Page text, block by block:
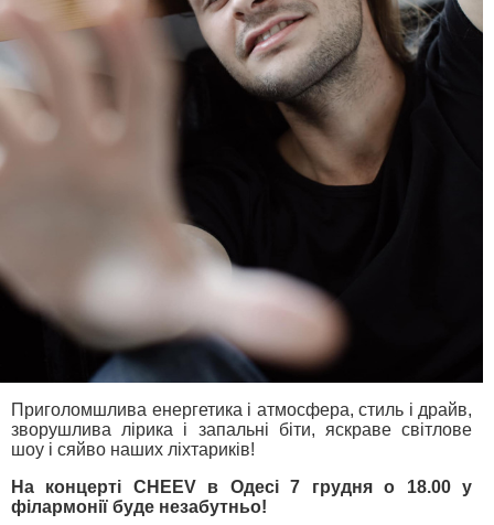
Приголомшлива енергетика і атмосфера, стиль і драйв,
зворушлива лірика і запальні біти, яскраве світлове
шоу і сяйво наших ліхтариків!
На концерті CHEEV в Одесі 7 грудня о 18.00 у
філармонії буде незабутньо!